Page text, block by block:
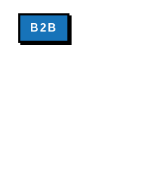
B2B